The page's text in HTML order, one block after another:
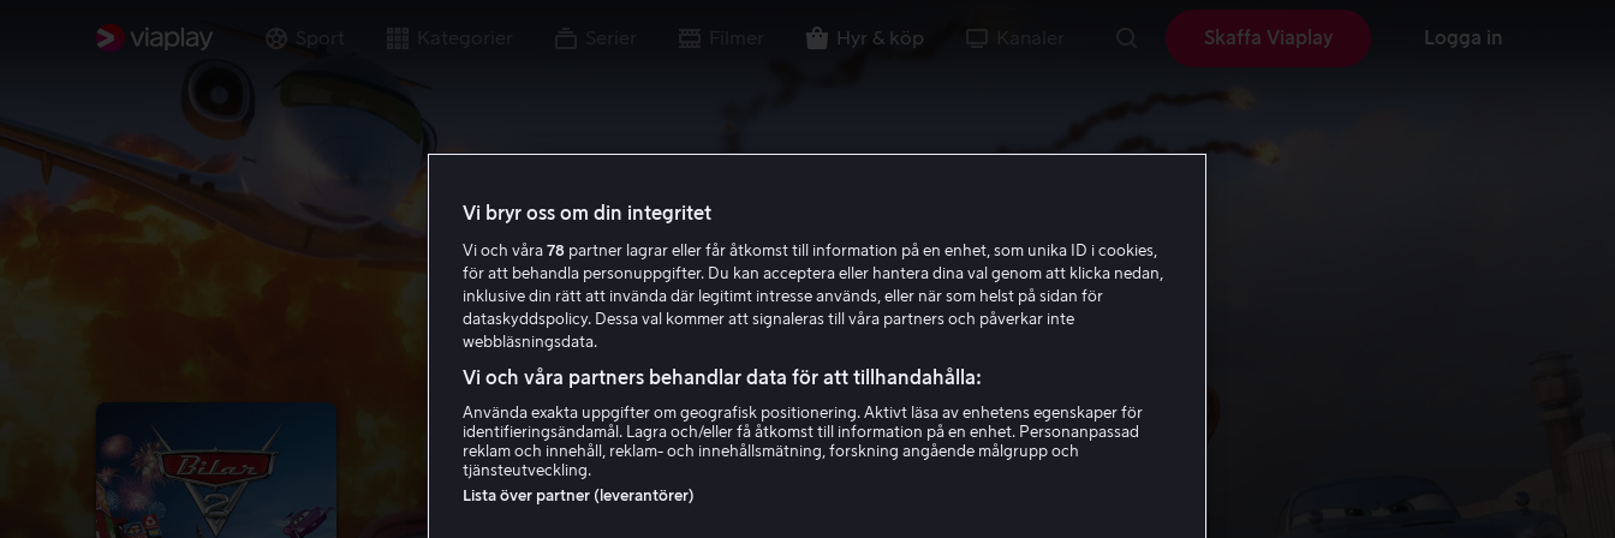
Sport Hyr & köp Skaffa Viaplay Logga in
Vi bryr oss om din integritet
Vi och våra 78 partner lagrar eller får åtkomst till information på en enhet, som unika ID i cookies,
för att behandla personuppgifter. Du kan acceptera eller hantera dina val genom att klicka nedan,
inklusive din rätt att invända där legitimt intresse används, eller när som helst på sidan för
dataskyddspolicy. Dessa val kommer att signaleras till våra partners och påverkar inte
webbläsningsdata.
Vi och våra partners behandlar data för att tillhandahålla:
Använda exakta uppgifter om geografisk positionering. Aktivt läsa av enhetens egenskaper för
identifieringsändamål. Lagra och/eller få åtkomst till information på en enhet. Personanpassad
reklam och innehåll, reklam- och innehållsmätning, forskning angående målgrupp och
tjänsteutveckling.
Lista över partner (leverantörer)